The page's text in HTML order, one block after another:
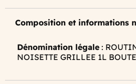
Composition et informations
Dénomination légale :
NOISETTE GRILLEE 1L